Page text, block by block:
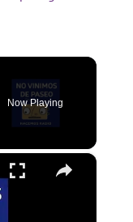
Now Playing
×